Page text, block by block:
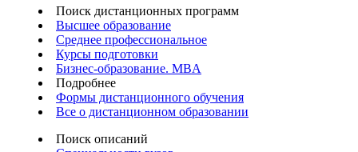
Поиск дистанционных программ
Высшее образование
Среднее профессиональное
Курсы подготовки
Бизнес-образование. MBA
Подробнее
Формы дистанционного обучения
Все о дистанционном образовании
Поиск описаний